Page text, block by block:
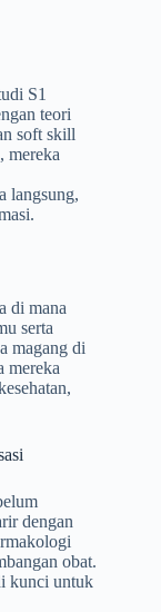
S1
teori
soft skill
mereka
langsung,
di mana
serta
magang di
mereka
dengan
obat.
kunci untuk